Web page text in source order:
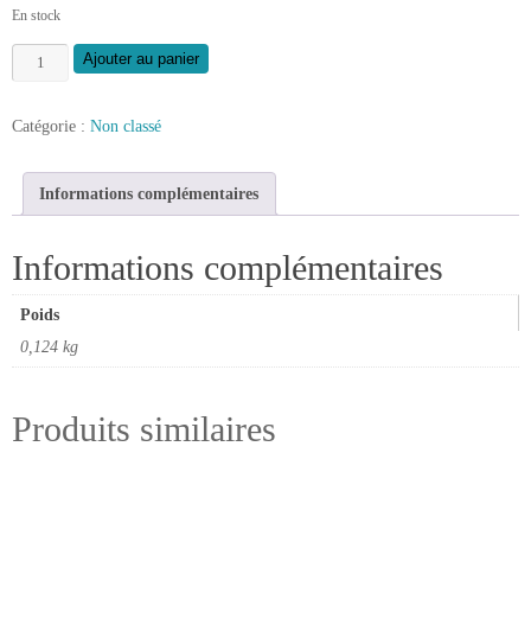
En stock
quantité
de
à
queue
12
Ajouter au panier
Catégorie : Non classé
Informations complémentaires
Informations complémentaires
Poids
0,124 kg
Produits similaires